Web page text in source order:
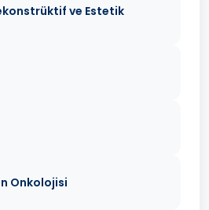
ve Estetik
Onkolojisi